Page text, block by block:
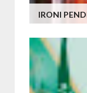
IRONI